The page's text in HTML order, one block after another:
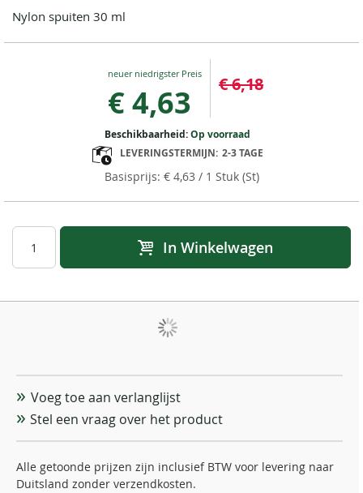
Nylon spuiten 30 ml
Special
€ 4,63 € 6,18
€ 4,63 / 1 Stuk (St)
Beschikbaarheid:Op voorraad
LEVERINGSTERMIJN: 2-3 TAGE
In Winkelwagen
Voeg toe aan verlanglijst
Stel een vraag over het product
Alle getoonde prijzen zijn inclusief BTW voor levering naar
Duitsland zonder verzendkosten.